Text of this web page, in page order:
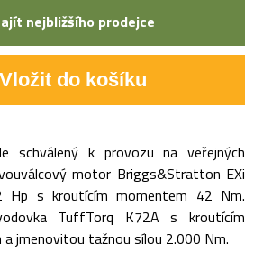
nejbližšího prodejce
Vložit do košíku
schválený k provozu na veřejných
motor Briggs&Stratton EXi
Hp s kroutícím momentem 42 Nm.
TuffTorq K72A s kroutícím
jmenovitou tažnou sílou 2.000 Nm.